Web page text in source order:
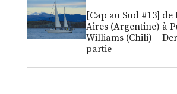
[Cap au Sud #13] de
Aires (Argentine) à
Williams (Chili) –
partie